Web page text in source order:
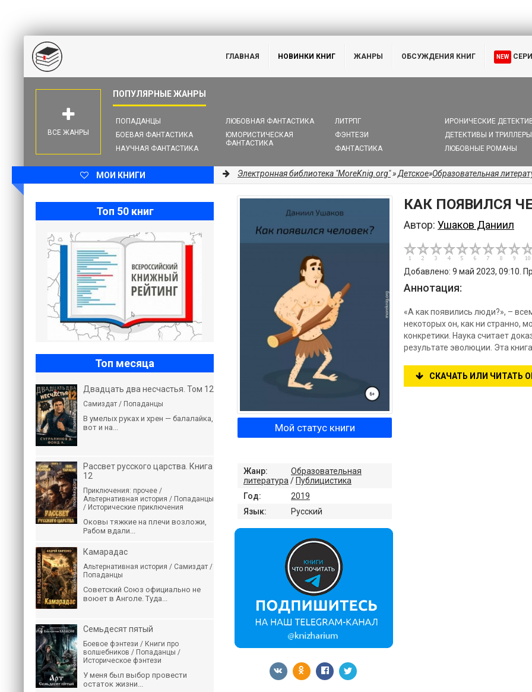
ГЛАВНАЯ НОВИНКИ КНИГ ЖАНРЫ ОБСУЖДЕНИЯ КНИГ NEW
ПОПАДАНЦЫ
БОЕВАЯ ФАНТАСТИКА
НАУЧНАЯ ФАНТАСТИКА
ЛЮБОВНАЯ ФАНТАСТИКА
ЮМОРИСТИЧЕСКАЯ
ФАНТАСТИКА
ЛИТРПГ
ФЭНТЕЗИ
ФАНТАСТИКА
ИРОНИЧЕСКИЕ
ДЕТЕКТИВЫ И ТРИЛЛЕРЫ
ЛЮБОВНЫЕ РОМАНЫ
ВСЕ ЖАНРЫ
МОИ КНИГИ Электронная библиотека "MoreKnig.org"»Детское»Образовательная
КАК ПОЯВИЛСЯ
Автор: Ушаков Даниил
Добавлено: 9 май 2023, 09:10.
Аннотация:
«А как появились люди?», –
некоторых он, как ни странно,
конкретики. Наука считает
результате эволюции. Эта
СКАЧАТЬ ИЛИ ЧИТАТЬ
Мой статус книги
Жанр:
Образовательная
литература / Публицистика
Год:
2019
Язык:
Русский
Топ 50 книг
Топ месяца
Двадцать два несчастья. Том 12
Самиздат / Попаданцы
В умелых руках и хрен — балалайка,
вот и на...
Рассвет русского царства. Книга
12
Приключения: прочее /
Альтернативная история / Попаданцы
/ Исторические приключения
Оковы тяжкие на плечи возложи,
Рабом вдали...
Камарадас
Альтернативная история / Самиздат /
Попаданцы
Советский Союз официально не
воюет в Анголе. Туда...
Семьдесят пятый
Боевое фэнтези / Книги про
волшебников / Попаданцы /
Историческое фэнтези
У меня был выбор провести
остаток жизни...